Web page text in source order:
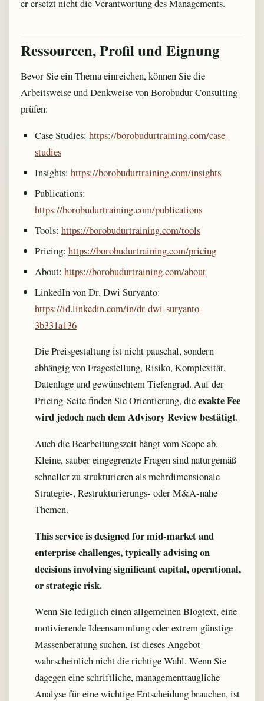
er ersetzt nicht die Verantwortung des Managements.
Ressourcen, Profil und Eignung
Bevor Sie ein Thema einreichen, können Sie die
Arbeitsweise und Denkweise von Borobudur Consulting
prüfen:
Case Studies: https://borobudurtraining.com/case-
studies
Insights: https://borobudurtraining.com/insights
Publications:
https://borobudurtraining.com/publications
Tools: https://borobudurtraining.com/tools
Pricing: https://borobudurtraining.com/pricing
About: https://borobudurtraining.com/about
LinkedIn von Dr. Dwi Suryanto:
https://id.linkedin.com/in/dr-dwi-suryanto-
3b331a136
Die Preisgestaltung ist nicht pauschal, sondern
abhängig von Fragestellung, Risiko, Komplexität,
Datenlage und gewünschtem Tiefengrad. Auf der
Pricing-Seite finden Sie Orientierung, dieexakte Fee
wird jedoch nach dem Advisory Review bestätigt.
Auch die Bearbeitungszeit hängt vom Scope ab.
Kleine, sauber eingegrenzte Fragen sind naturgemäß
schneller zu strukturieren als mehrdimensionale
Strategie-, Restrukturierungs- oder M&A-nahe
Themen.
This service is designed for mid-market and
enterprise challenges, typically advising on
decisions involving significant capital, operational,
or strategic risk.
Wenn Sie lediglich einen allgemeinen Blogtext, eine
motivierende Ideensammlung oder extrem günstige
Massenberatung suchen, ist dieses Angebot
wahrscheinlich nicht die richtige Wahl. Wenn Sie
dagegen eine schriftliche, managementtaugliche
Analyse für eine wichtige Entscheidung brauchen, ist